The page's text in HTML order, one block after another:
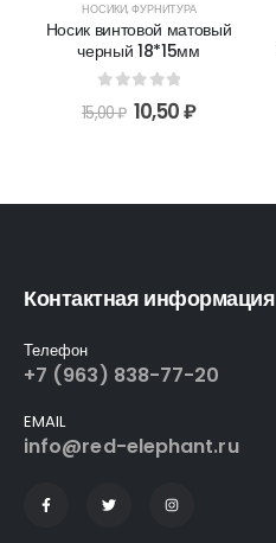
НОСИКИ,ФУРНИТУРА
Носик винтовой бархатный
треугольный розовый 15*14мм
out of 5
10,00₽ 7,00₽
Контактная информация
Телефон
+7 (963) 838-77-20
EMAIL
info@red-elephant.ru